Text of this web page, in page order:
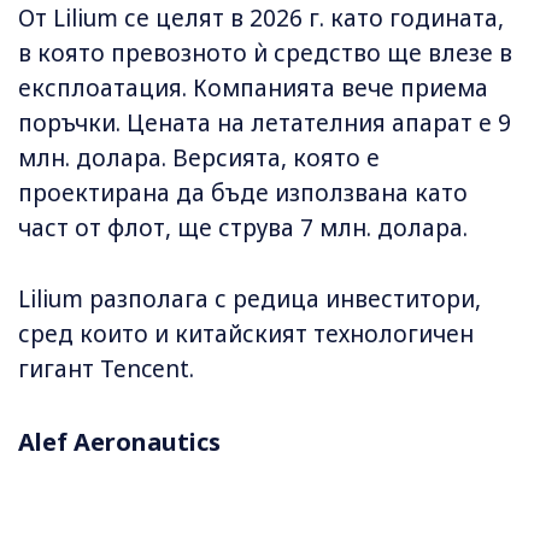
От Lilium се целят в 2026 г. като годината,
в която превозното ѝ средство ще влезе в
експлоатация. Компанията вече приема
поръчки. Цената на летателния апарат е 9
млн. долара. Версията, която е
проектирана да бъде използвана като
част от флот, ще струва 7 млн. долара.
Lilium разполага с редица инвеститори,
сред които и китайският технологичен
гигант Tencent.
Alef Aeronautics